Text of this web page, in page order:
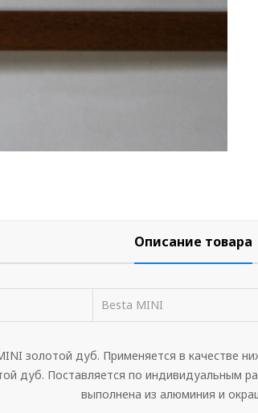
Описание товара
Besta MINI
золотой дуб. Применяется в качестве
дуб. Поставляется по индивидуальным
выполнена из алюминия и